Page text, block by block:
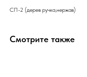
СП-2 (дерев ручка,нержав)
Смотрите также